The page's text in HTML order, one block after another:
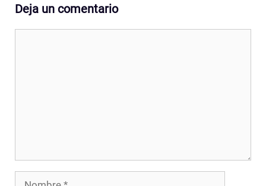
Deja un comentario
Nombre